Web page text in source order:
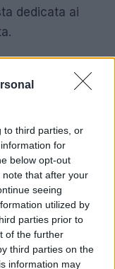
to third parties, or
for
below opt-out
that after your
seeing
utilized by
parties prior to
of the further
third parties on the
information may
dedicata ai
trasforma in un
da personaggi
legati
si
dove ogni
si
di elisir e